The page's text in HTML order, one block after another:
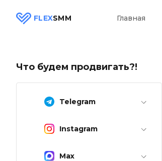
FLEXSMM Главная
Что будем продвигать?!
Telegram
Instagram
Max